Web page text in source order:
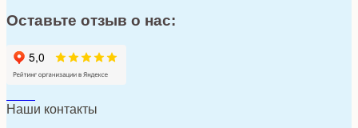
Оставьте отзыв о нас:
Наши контакты